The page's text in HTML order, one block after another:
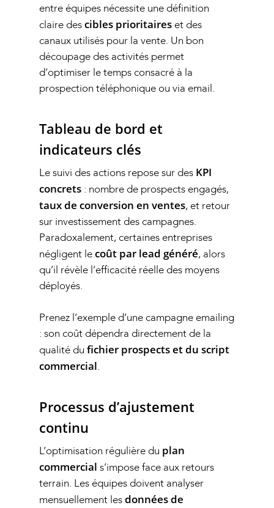
entre équipes nécessite une définition
claire descibles prioritaires et des
canaux utilisés pour la vente. Un bon
découpage des activités permet
d’optimiser le temps consacré à la
prospection téléphonique ou via email.
Tableau de bord et
indicateurs clés
Le suivi des actions repose sur des KPI
concrets : nombre de prospects engagés,
taux de conversion en ventes, et retour
sur investissement des campagnes.
Paradoxalement, certaines entreprises
négligent lecoût par lead généré, alors
qu’il révèle l’efficacité réelle des moyens
déployés.
Prenez l’exemple d’une campagne emailing
: son coût dépendra directement de la
qualité du fichier prospects et du script
commercial.
Processus d’ajustement
continu
L’optimisation régulière du plan
commercial s’impose face aux retours
terrain. Les équipes doivent analyser
mensuellement lesdonnées de